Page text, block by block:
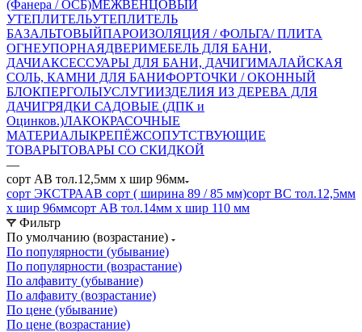
(Фанера / ОСБ)МЕЖВЕНЦОВЫЙ
УТЕПЛИТЕЛЬУТЕПЛИТЕЛЬ
БАЗАЛЬТОВЫЙПАРОИЗОЛЯЦИЯ / ФОЛЬГА/ ПЛИТА
ОГНЕУПОРНАЯДВЕРИМЕБЕЛЬ ДЛЯ БАНИ,
ДАЧИАКСЕССУАРЫ ДЛЯ БАНИ, ДАЧИГИМАЛАЙСКАЯ
СОЛЬ, КАМНИ ДЛЯ БАНИФОРТОЧКИ / ОКОННЫЙ
БЛОКПЕРГОЛЫУСЛУГИИЗДЕЛИЯ ИЗ ДЕРЕВА ДЛЯ
ДАЧИГРЯДКИ САДОВЫЕ (ДПК и
Оцинков.)ЛАКОКРАСОЧНЫЕ
МАТЕРИАЛЫКРЕПЁЖСОПУТСТВУЮЩИЕ
ТОВАРЫТОВАРЫ СО СКИДКОЙ
—
сорт АВ тол.12,5мм х шир 96мм
сорт ЭКСТРААВ сорт ( ширина 89 / 85 мм)сорт ВС тол.12,5мм
х шир 96ммсорт АВ тол.14мм х шир 110 мм
Фильтр
По умолчанию (возрастание)
По популярности (убывание)
По популярности (возрастание)
По алфавиту (убывание)
По алфавиту (возрастание)
По цене (убывание)
По цене (возрастание)